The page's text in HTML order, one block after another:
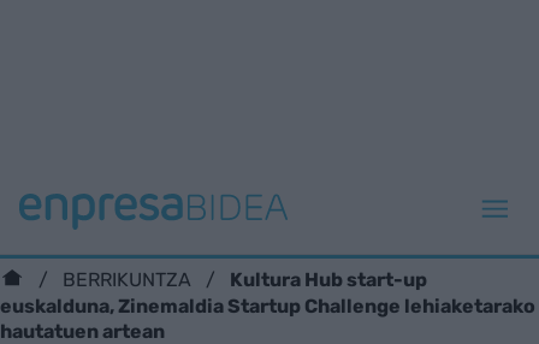
BERRIKUNTZA
Kultura Hub start-up
euskalduna, Zinemaldia Startup Challenge lehiaketarako
hautatuen artean